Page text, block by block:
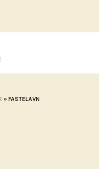
» FASTELAVN